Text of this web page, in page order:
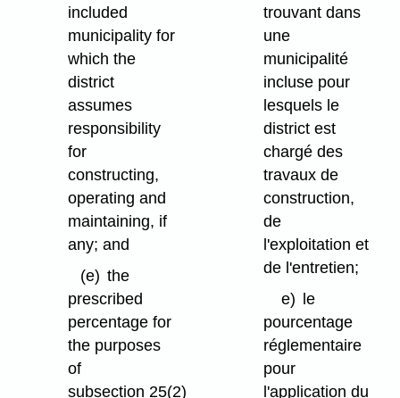
included
municipality for
which the
district
assumes
responsibility
for
constructing,
operating and
maintaining, if
any; and
(e) the
prescribed
percentage for
the purposes
of
subsection 25(2)
trouvant dans
une
municipalité
incluse pour
lesquels le
district est
chargé des
travaux de
construction,
de
l'exploitation et
de l'entretien;
e)
le
pourcentage
réglementaire
pour
l'application du